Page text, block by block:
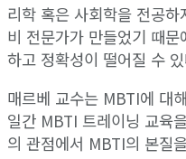
리학 혹은 사회학을 전공
비 전문가가 만들었기 때
하고 정확성이 떨어질 수
매르베 교수는 MBTI에 대
일간 MBTI 트레이닝 교육
의 관점에서 MBTI의 본질